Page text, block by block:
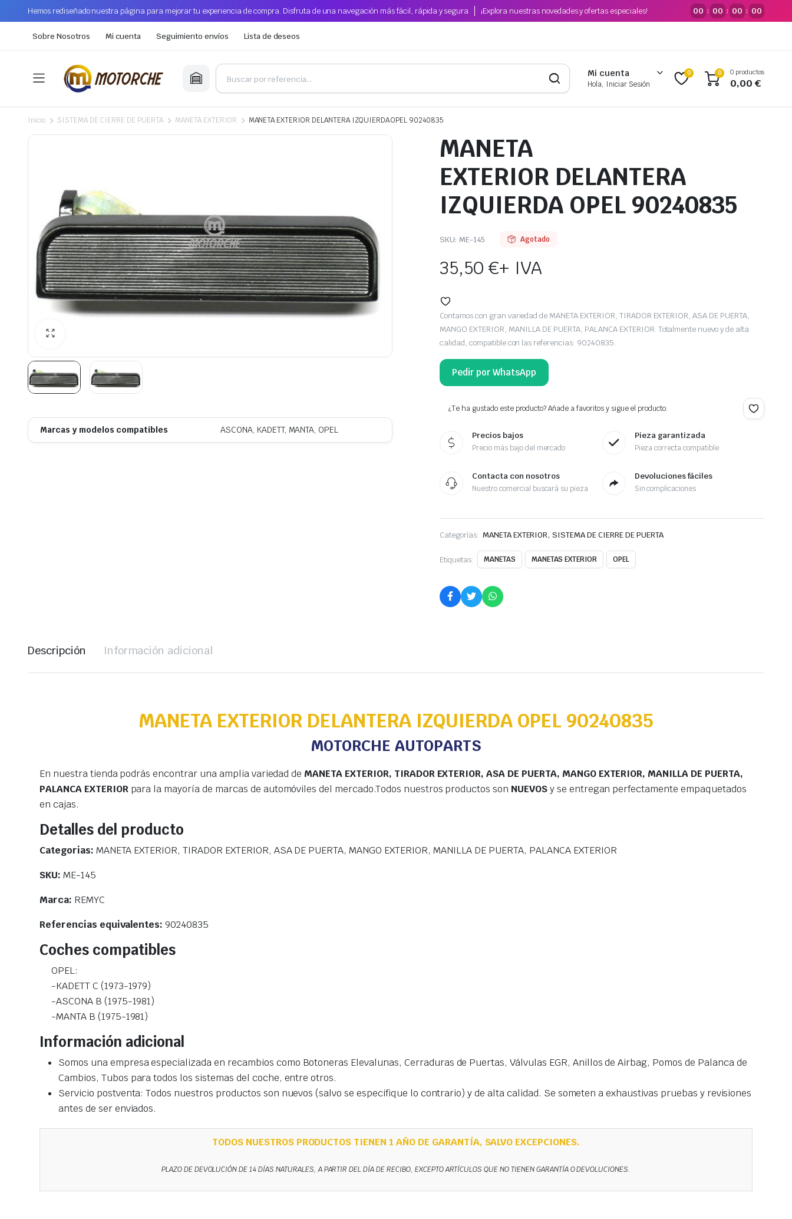
Hemos rediseñado nuestra página para mejorar tu experiencia de compra. Disfruta de una navegación más fácil, rápida y segura ¡Explora nuestras novedades y ofertas especiales! 00 : 00 : 00 : 00
Sobre Nosotros Mi cuenta Seguimiento envíos Lista de deseos
Mi cuenta
Hola, Iniciar Sesión
0 0 0 productos
0,00€
Inicio SISTEMA DE CIERRE DE PUERTA MANETA EXTERIOR MANETA EXTERIOR DELANTERA IZQUIERDA OPEL 90240835
Marcas y modelos compatibles ASCONA, KADETT, MANTA, OPEL
MANETA
EXTERIOR DELANTERA
IZQUIERDA OPEL 90240835
SKU: ME-145 Agotado
35,50€+ IVA
Contamos con gran variedad de MANETA EXTERIOR, TIRADOR EXTERIOR, ASA DE PUERTA,
MANGO EXTERIOR, MANILLA DE PUERTA, PALANCA EXTERIOR. Totalmente nuevo y de alta
calidad, compatible con las referencias: 90240835.
Pedir por WhatsApp
¿Te ha gustado este producto? Añade a favoritos y sigue el producto.
Precios bajos
Precio más bajo del mercado
Pieza garantizada
Pieza correcta compatible
Contacta con nosotros
Nuestro comercial buscará su pieza
Devoluciones fáciles
Sin complicaciones
Categorías: MANETA EXTERIOR, SISTEMA DE CIERRE DE PUERTA
Etiquetas: MANETAS MANETAS EXTERIOR OPEL
Descripción Información adicional
MANETA EXTERIOR DELANTERA IZQUIERDA OPEL 90240835
MOTORCHE AUTOPARTS
En nuestra tienda podrás encontrar una amplia variedad de MANETA EXTERIOR, TIRADOR EXTERIOR, ASA DE PUERTA, MANGO EXTERIOR, MANILLA DE PUERTA,
PALANCA EXTERIORpara la mayoría de marcas de automóviles del mercado.Todos nuestros productos son NUEVOSy se entregan perfectamente empaquetados
en cajas.
Detalles del producto
Categorias: MANETA EXTERIOR, TIRADOR EXTERIOR, ASA DE PUERTA, MANGO EXTERIOR, MANILLA DE PUERTA, PALANCA EXTERIOR
SKU: ME-145
Marca: REMYC
Referencias equivalentes:90240835
Coches compatibles
OPEL:
-KADETT C (1973-1979)
-ASCONA B (1975-1981)
-MANTA B (1975-1981)
Información adicional
Somos una empresa especializada en recambios como Botoneras Elevalunas, Cerraduras de Puertas, Válvulas EGR, Anillos de Airbag, Pomos de Palanca de
Cambios, Tubos para todos los sistemas del coche, entre otros.
Servicio postventa: Todos nuestros productos son nuevos (salvo se especifique lo contrario) y de alta calidad. Se someten a exhaustivas pruebas y revisiones
antes de ser enviados.
TODOS NUESTROS PRODUCTOS TIENEN 1 AÑO DE GARANTÍA, SALVO EXCEPCIONES.
PLAZO DE DEVOLUCIÓN DE 14 DÍAS NATURALES, A PARTIR DEL DÍA DE RECIBO, EXCEPTO ARTÍCULOS QUE NO TIENEN GARANTÍA O DEVOLUCIONES.